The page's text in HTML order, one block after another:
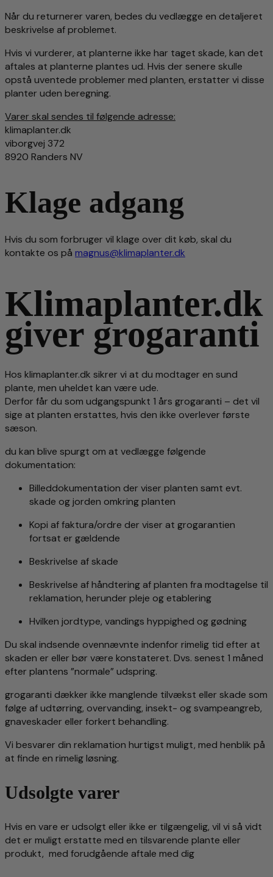
Når du returnerer varen, bedes du vedlægge en detaljeret
beskrivelse af problemet.
Hvis vi vurderer, at planterne ikke har taget skade, kan det
aftales at planterne plantes ud. Hvis der senere skulle
opstå uventede problemer med planten, erstatter vi disse
planter uden beregning.
Varer skal sendes til følgende adresse:
klimaplanter.dk
viborgvej 372
8920 Randers NV
Klage adgang
Hvis du som forbruger vil klage over dit køb, skal du
kontakte os på magnus@klimaplanter.dk
Klimaplanter.dk
giver grogaranti
Hos klimaplanter.dk sikrer vi at du modtager en sund
plante, men uheldet kan være ude.
Derfor får du som udgangspunkt 1 års grogaranti – det vil
sige at planten erstattes, hvis den ikke overlever første
sæson.
du kan blive spurgt om at vedlægge følgende
dokumentation:
Billeddokumentation der viser planten samt evt.
skade og jorden omkring planten
Kopi af faktura/ordre der viser at grogarantien
fortsat er gældende
Beskrivelse af skade
Beskrivelse af håndtering af planten fra modtagelse til
reklamation, herunder pleje og etablering
Hvilken jordtype, vandings hyppighed og gødning
Du skal indsende ovennævnte indenfor rimelig tid efter at
skaden er eller bør være konstateret. Dvs. senest 1 måned
efter plantens ”normale” udspring.
grogaranti dækker ikke manglende tilvækst eller skade som
følge af udtørring, overvanding, insekt- og svampeangreb,
gnaveskader eller forkert behandling.
Vi besvarer din reklamation hurtigst muligt, med henblik på
at finde en rimelig løsning.
Udsolgte varer
Hvis en vare er udsolgt eller ikke er tilgængelig, vil vi så vidt
det er muligt erstatte med en tilsvarende plante eller
produkt, med forudgående aftale med dig